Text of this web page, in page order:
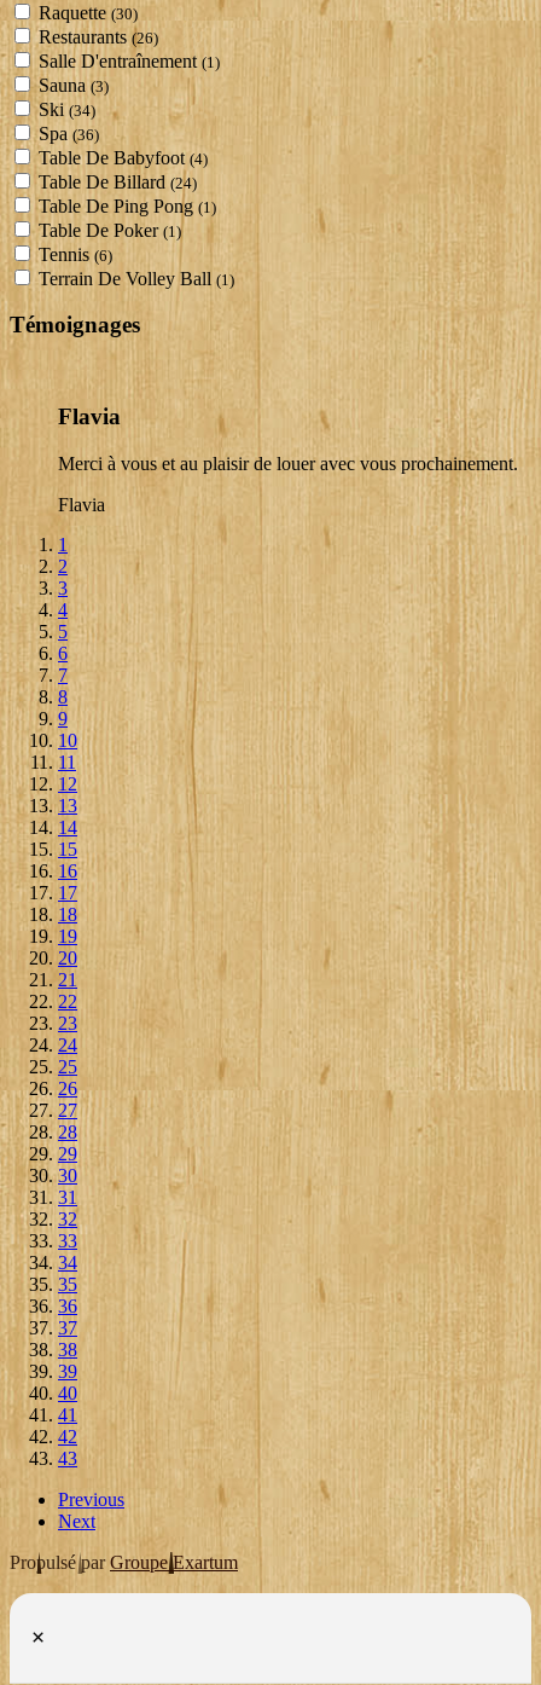
Raquette (30)
Restaurants (26)
Salle D'entraînement (1)
Sauna (3)
Ski (34)
Spa (36)
Table De Babyfoot(4)
Table De Billard (24)
Table De Ping Pong (1)
Table De Poker (1)
Tennis (6)
Terrain De Volley Ball (1)
Témoignages
Flavia
Merci à vous et au plaisir de louer avec vous prochainement.
Flavia
1
2
3
4
5
6
7
8
9
10
11
12
13
14
15
16
17
18
19
20
21
22
23
24
25
26
27
28
29
30
31
32
33
34
35
36
37
38
39
40
41
42
43
Previous
Next
Propulsé parGroupe Exartum
×